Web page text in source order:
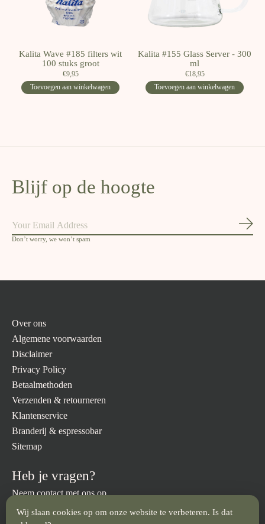
Kalita Wave #185 filters wit
100 stuks groot
€9,95
Toevoegen aan winkelwagen
Kalita #155 Glass Server - 300
ml
€18,95
Toevoegen aan winkelwagen
Blijf op de hoogte
Don’t worry, we won’t spam
Over ons
Algemene voorwaarden
Disclaimer
Privacy Policy
Betaalmethoden
Verzenden & retourneren
Klantenservice
Branderij & espressobar
Sitemap
Heb je vragen?
Neem contact met ons op.
info@brandmeesters.nl 023 512 3094
Wij slaan cookies op om onze website te verbeteren. Is dat